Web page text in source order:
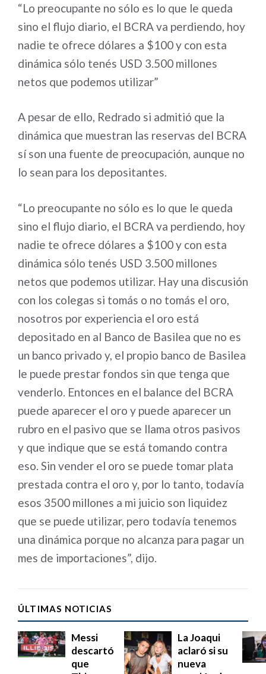
“Lo preocupante no sólo es lo que le queda
sino el flujo diario, el BCRA va perdiendo, hoy
nadie te ofrece dólares a $100 y con esta
dinámica sólo tenés USD 3.500 millones
netos que podemos utilizar”
A pesar de ello, Redrado si admitió que la
dinámica que muestran las reservas del BCRA
sí son una fuente de preocupación, aunque no
lo sean para los depositantes.
“Lo preocupante no sólo es lo que le queda
sino el flujo diario, el BCRA va perdiendo, hoy
nadie te ofrece dólares a $100 y con esta
dinámica sólo tenés USD 3.500 millones
netos que podemos utilizar. Hay una discusión
con los colegas si tomás o no tomás el oro,
nosotros por experiencia el oro está
depositado en al Banco de Basilea que no es
un banco privado y, el propio banco de Basilea
le puede prestar fondos sin que tenga que
venderlo. Entonces en el balance del BCRA
puede aparecer el oro y puede aparecer un
rubro en el pasivo que se llama otros pasivos
y que indique que se está tomando contra
eso. Sin vender el oro se puede tomar plata
prestada contra el oro y, por lo tanto, todavía
esos 3500 millones a mi juicio son liquidez
que se puede utilizar, pero todavía tenemos
una dinámica porque no alcanza para pagar un
mes de importaciones”, dijo.
ÚLTIMAS NOTICIAS
Messi
descartó
que
La Joaqui
aclaró si su
nueva